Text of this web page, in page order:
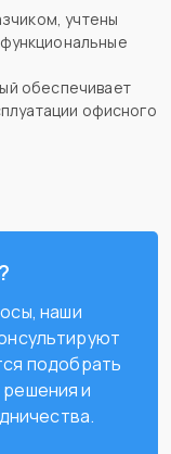
учтены
обеспечивает
офисного
наши
подобрать
и